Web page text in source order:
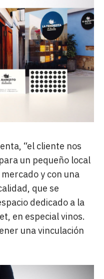
“el cliente nos
un pequeño local
y con una
que se
dedicado a la
en especial vinos.
una vinculación